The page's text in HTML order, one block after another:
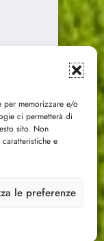
memorizzare e/o
ci permetterà di
sito. Non
e
le preferenze